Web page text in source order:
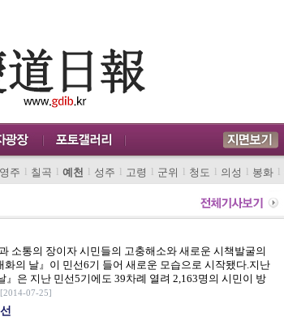
영주 l 칠곡 l 예천 l 성주 l 고령 l 군위 l 청도 l 의성 l 봉화 l
소통의 장이자 시민들의 고충해소와 새로운 시책발굴의
의 날』이 민선6기 들어 새로운 모습으로 시작됐다.지난
은 지난 민선5기에도 39차례 열려 2,163명의 시민이 방
[2014-07-25]